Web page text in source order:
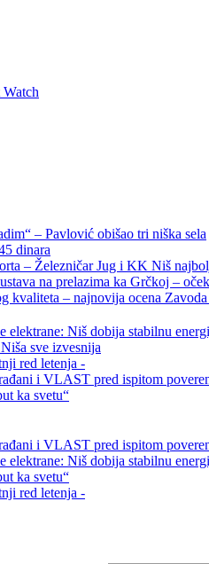
Watch
– Pavlović obišao tri niška sela
dinara
– Železničar Jug i KK Niš
na prelazima ka Grčkoj –
kvaliteta – najnovija ocena
elektrane: Niš dobija stabilnu
sve izvesnija
red letenja -
i VLAST pred ispitom
ka svetu“
i VLAST pred ispitom
elektrane: Niš dobija stabilnu
ka svetu“
red letenja -